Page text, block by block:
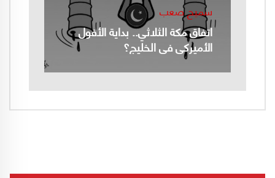
سميح صعب
اتفاق مكة الثلاثي.. بداية الأفول
الأميركي في الخليج؟